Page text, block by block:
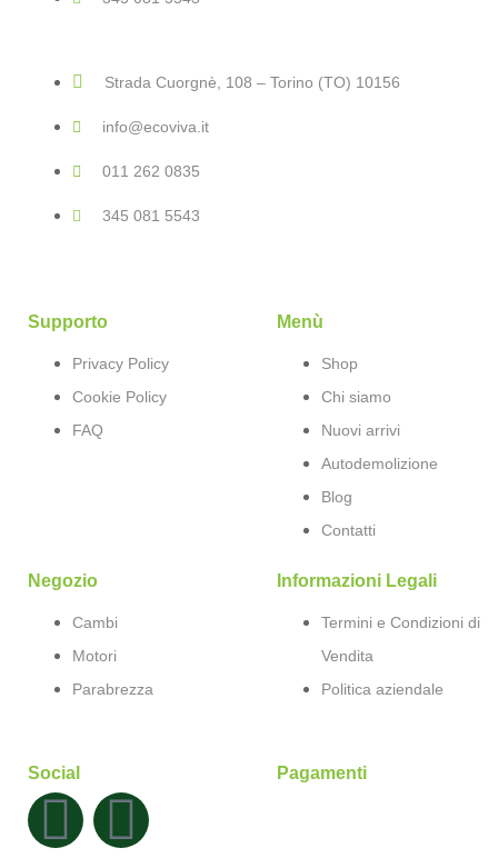
Strada Cuorgnè, 108 – Torino (TO) 10156
info@ecoviva.it
011 262 0835
345 081 5543
Supporto
Privacy Policy
Cookie Policy
FAQ
Menù
Shop
Chi siamo
Nuovi arrivi
Autodemolizione
Blog
Contatti
Negozio
Cambi
Motori
Parabrezza
Informazioni Legali
Termini e Condizioni di
Vendita
Politica aziendale
Social Pagamenti